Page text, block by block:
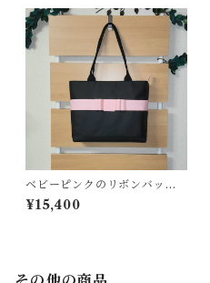
ベビーピンクのリボンバッグ
＜T-0199＞
¥15,400